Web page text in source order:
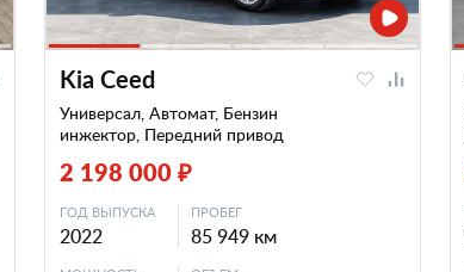
Kia Ceed
Универсал, Автомат, Бензин
инжектор, Передний привод
2 198 000 ₽
ГОД ВЫПУСКА
2022
ПРОБЕГ
85 949 км